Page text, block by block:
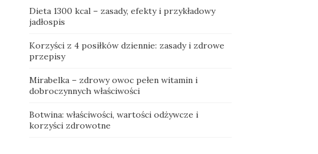
Dieta 1300 kcal – zasady, efekty i przykładowy
jadłospis
Korzyści z 4 posiłków dziennie: zasady i zdrowe
przepisy
Mirabelka – zdrowy owoc pełen witamin i
dobroczynnych właściwości
Botwina: właściwości, wartości odżywcze i
korzyści zdrowotne